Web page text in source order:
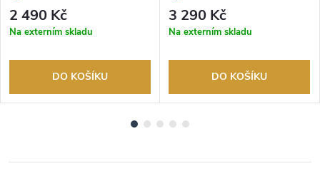
Autorizovaný prodejce.
2 490 Kč
Na externím skladu
DO KOŠÍKU
Autorizovaný prodejce.
3 290 Kč
Na externím skladu
DO KOŠÍKU